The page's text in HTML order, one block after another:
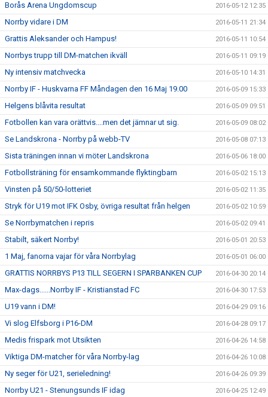
Borås Arena Ungdomscup 2016-05-12 12:35
Norrby vidare i DM 2016-05-11 21:34
Grattis Aleksander och Hampus! 2016-05-11 10:54
Norrbys trupp till DM-matchen ikväll 2016-05-11 09:19
Ny intensiv matchvecka 2016-05-10 14:31
Norrby IF - Huskvarna FF Måndagen den 16 Maj 19.00 2016-05-09 15:33
Helgens blåvita resultat 2016-05-09 09:51
Fotbollen kan vara orättvis....men det jämnar ut sig. 2016-05-09 08:02
Se Landskrona - Norrby på webb-TV 2016-05-08 07:13
Sista träningen innan vi möter Landskrona 2016-05-06 18:00
Fotbollsträning för ensamkommande flyktingbarn 2016-05-02 15:13
Vinsten på 50/50-lotteriet 2016-05-02 11:35
Stryk för U19 mot IFK Osby, övriga resultat från helgen 2016-05-02 10:59
Se Norrbymatchen i repris 2016-05-02 09:41
Stabilt, säkert Norrby! 2016-05-01 20:53
1 Maj, fanorna vajar för våra Norrbylag 2016-05-01 06:00
GRATTIS NORRBYS P13 TILL SEGERN I SPARBANKEN CUP 2016-04-30 20:14
Max-dags......Norrby IF - Kristianstad FC 2016-04-30 17:53
U19 vann i DM! 2016-04-29 09:16
Vi slog Elfsborg i P16-DM 2016-04-28 09:17
Medis frispark mot Utsikten 2016-04-26 14:58
Viktiga DM-matcher för våra Norrby-lag 2016-04-26 10:08
Ny seger för U21, serieledning! 2016-04-26 09:39
Norrby U21 - Stenungsunds IF idag 2016-04-25 12:49